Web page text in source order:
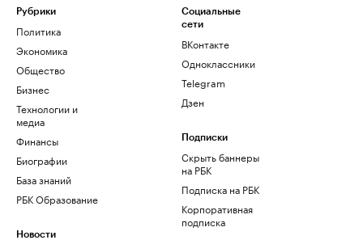
Рубрики
Политика
Экономика
Общество
Бизнес
Технологии и
медиа
Финансы
Биографии
База знаний
РБК Образование
Новости
Социальные
сети
ВКонтакте
Одноклассники
Telegram
Дзен
Подписки
Скрыть баннеры
на РБК
Подписка на РБК
Корпоративная
подписка